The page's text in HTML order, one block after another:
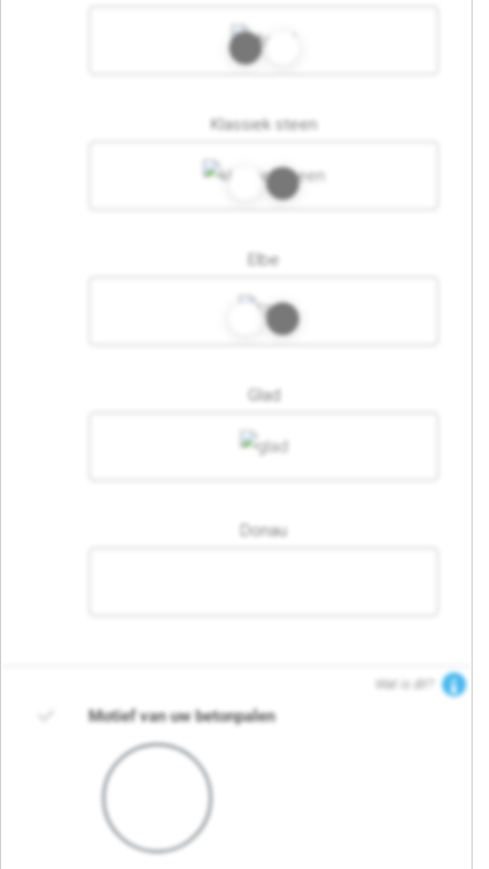
Klassiek steen
Elbe
Glad
Donau
Wat is dit?
Motief van uw betonpalen